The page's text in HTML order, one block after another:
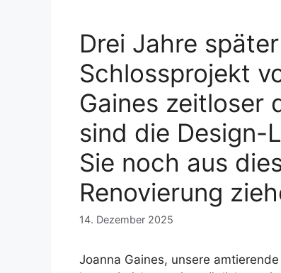
Drei Jahre
Schlossprojekt
Gaines zeitloser
sind die Design-
Sie noch aus
Renovierung
14. Dezember 2025
Joanna Gaines, unsere